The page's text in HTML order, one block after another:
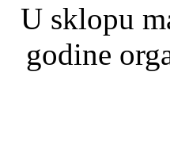
U sklopu
godine